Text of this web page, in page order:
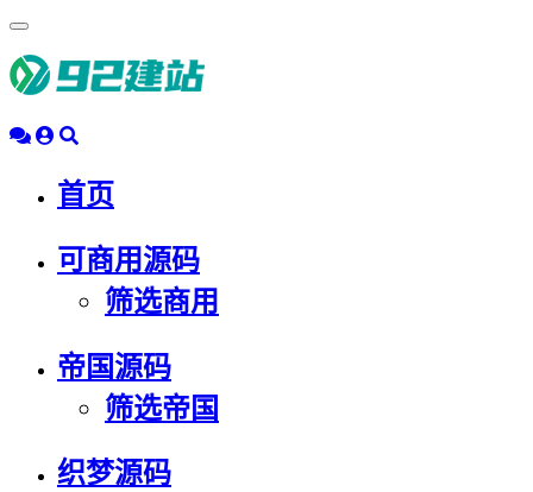
动
导
首页
可商用源码
筛选商用
帝国源码
筛选帝国
织梦源码